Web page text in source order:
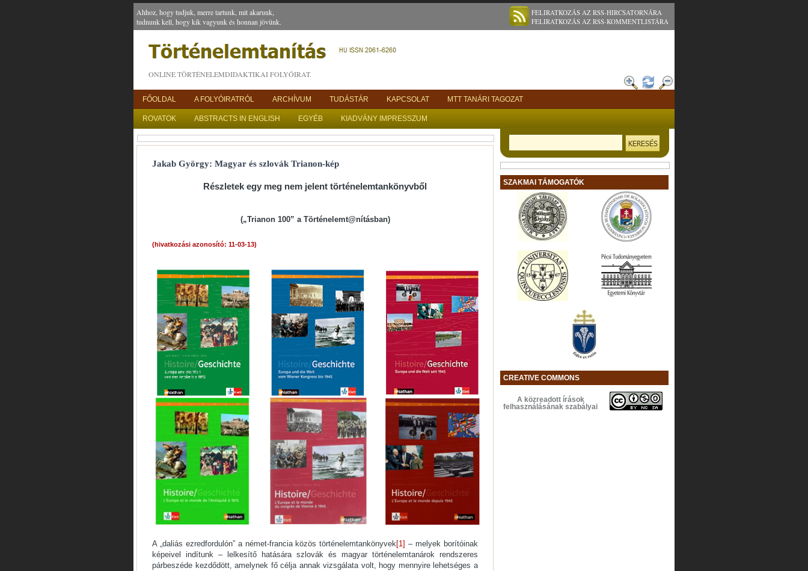
Ahhoz, hogy tudjuk, merre tartunk, mit akarunk,
tudnunk kell, hogy kik vagyunk és honnan jövünk.
FELIRATKOZÁS AZ RSS-HIRCSATORNÁRA
FELIRATKOZÁS AZ RSS-KOMMENTLISTÁRA
ONLINE TÖRTÉNELEMDIDAKTIKAI FOLYÓIRAT.
FŐOLDAL A FOLYÓIRATRÓL ARCHÍVUM TUDÁSTÁR KAPCSOLAT MTT TANÁRI TAGOZAT
ROVATOK ABSTRACTS IN ENGLISH EGYÉB KIADVÁNY IMPRESSZUM
Jakab György: Magyar és szlovák Trianon-kép
Részletek egy meg nem jelent történelemtankönyvből
(„Trianon 100” a Történelemt@nításban)
(hivatkozási azonosító: 11-03-13)
A „daliás ezredfordulón” a német-francia közös történelemtankönyvek[1] – melyek borítóinak
képeivel indítunk – lelkesítő hatására szlovák és magyar történelemtanárok rendszeres
párbeszéde kezdődött, amelynek fő célja annak vizsgálata volt, hogy mennyire lehetséges a
SZAKMAI TÁMOGATÓK
CREATIVE COMMONS
A közreadott írások
felhasználásának szabályai